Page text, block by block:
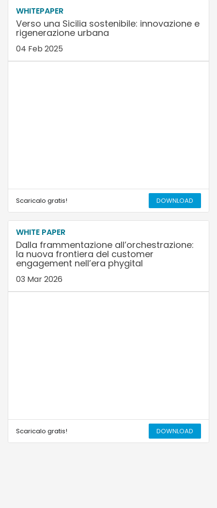
WHITEPAPER
Verso una Sicilia sostenibile: innovazione e
rigenerazione urbana
04 Feb 2025
Scaricalo gratis! DOWNLOAD
WHITE PAPER
Dalla frammentazione all’orchestrazione:
la nuova frontiera del customer
engagement nell’era phygital
03 Mar 2026
Scaricalo gratis! DOWNLOAD